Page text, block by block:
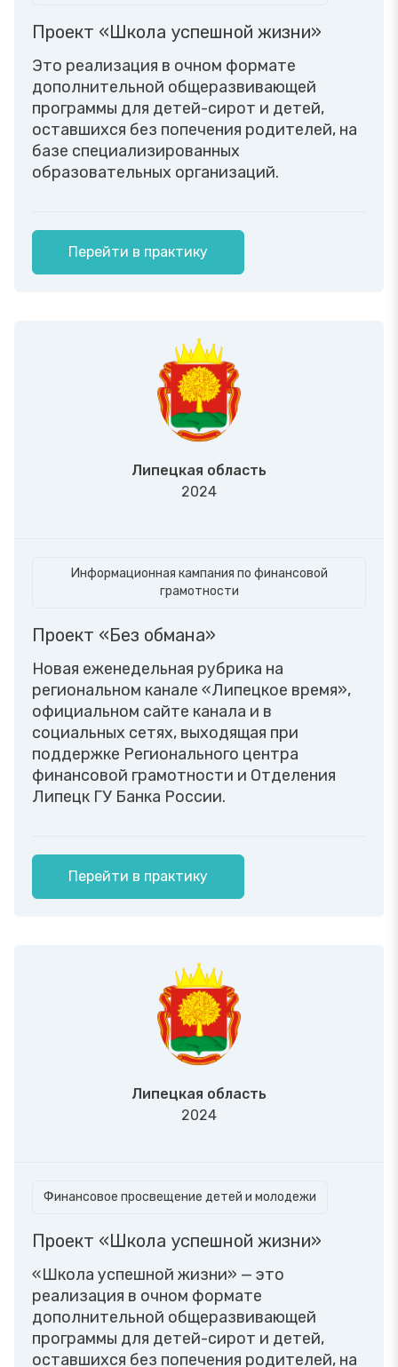
Проект «Школа успешной жизни»
Это реализация в очном формате
дополнительной общеразвивающей
программы для детей-сирот и детей,
оставшихся без попечения родителей, на
базе специализированных
образовательных организаций.
Перейти в практику
Липецкая область
2024
Информационная кампания по финансовой
грамотности
Проект «Без обмана»
Новая еженедельная рубрика на
региональном канале «Липецкое время»,
официальном сайте канала и в
социальных сетях, выходящая при
поддержке Регионального центра
финансовой грамотности и Отделения
Липецк ГУ Банка России.
Перейти в практику
Липецкая область
2024
Финансовое просвещение детей и молодежи
Проект «Школа успешной жизни»
«Школа успешной жизни» — это
реализация в очном формате
дополнительной общеразвивающей
программы для детей-сирот и детей,
оставшихся без попечения родителей, на